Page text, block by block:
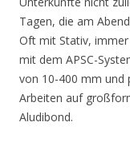
Tagen, die am
Oft mit Stativ,
mit dem APSC-
von 10-400 mm und
Arbeiten auf
Aludibond.